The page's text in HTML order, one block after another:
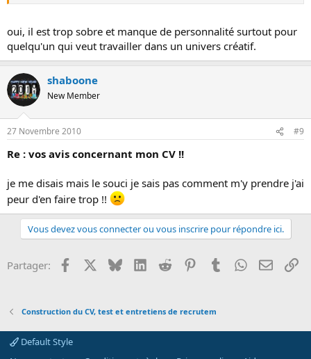
oui, il est trop sobre et manque de personnalité surtout pour
quelqu'un qui veut travailler dans un univers créatif.
shaboone
New Member
27 Novembre 2010 #9
Re : vos avis concernant mon CV !!
je me disais mais le souci je sais pas comment m'y prendre j'ai
peur d'en faire trop !!
Vous devez vous connecter ou vous inscrire pour répondre ici.
Partager: Facebook BlueskyLinkedInReddit PinterestTumblrWhatsApp
Email
Construction du CV, test et entretiens de recrutem
Default Style